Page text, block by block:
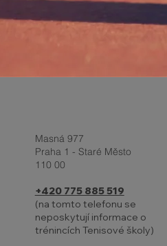
Masná 977
Praha 1 - Staré Město
110 00
+420 775 885 519
(na tomto telefonu se
neposkytují informace o
trénincích Tenisové školy)